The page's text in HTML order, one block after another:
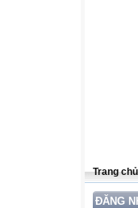
Trang chủ
ĐĂNG